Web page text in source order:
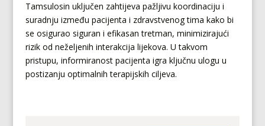
Tamsulosin uključen zahtijeva pažljivu koordinaciju i
suradnju između pacijenta i zdravstvenog tima kako bi
se osigurao siguran i efikasan tretman, minimizirajući
rizik od neželjenih interakcija lijekova. U takvom
pristupu, informiranost pacijenta igra ključnu ulogu u
postizanju optimalnih terapijskih ciljeva.